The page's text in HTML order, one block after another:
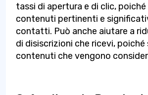
tassi di apertura e di clic,
contenuti pertinenti e
contatti. Può anche aiutare a
di disiscrizioni che ricevi,
contenuti che vengono